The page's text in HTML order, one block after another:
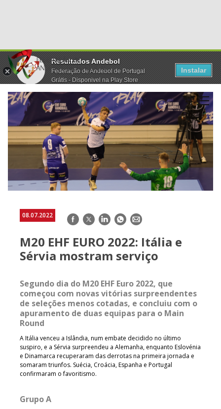
Resultados Andebol
Federação de Andebol de Portugal
Grátis - Disponivel na Play Store
Instalar
08.07.2022 Facebook
TwitterLinkedInWhatsApp
E-
M20 EHF EURO 2022: Itália e
Sérvia mostram serviço
Segundo dia do M20 EHF Euro 2022, que
começou com novas vitórias surpreendentes
de seleções menos cotadas, e concluiu com o
apuramento de duas equipas para o Main
Round
A Itália venceu a Islândia, num embate decidido no último
suspiro, e a Sérvia surpreendeu a Alemanha, enquanto Eslovénia
e Dinamarca recuperaram das derrotas na primeira jornada e
somaram triunfos. Suécia, Croácia, Espanha e Portugal
confirmaram o favoritismo.
Grupo A